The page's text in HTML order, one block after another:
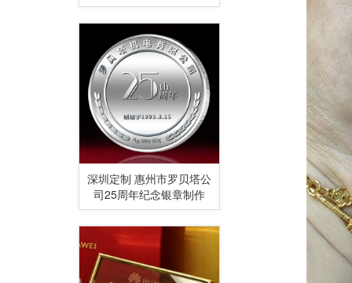
深圳定制 惠州市罗贝塔公
司25周年纪念银章制作